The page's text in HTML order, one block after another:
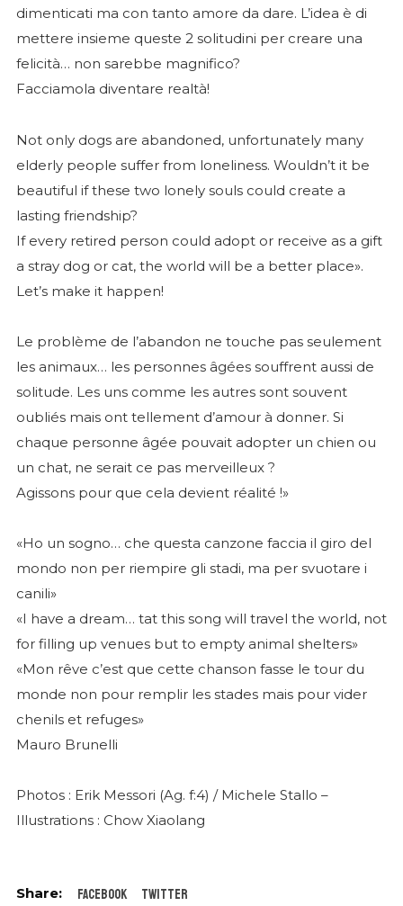
dimenticati ma con tanto amore da dare. L’idea è di
mettere insieme queste 2 solitudini per creare una
felicità… non sarebbe magnifico?
Facciamola diventare realtà!
Not only dogs are abandoned, unfortunately many
elderly people suffer from loneliness. Wouldn’t it be
beautiful if these two lonely souls could create a
lasting friendship?
If every retired person could adopt or receive as a gift
a stray dog or cat, the world will be a better place».
Let’s make it happen!
Le problème de l’abandon ne touche pas seulement
les animaux… les personnes âgées souffrent aussi de
solitude. Les uns comme les autres sont souvent
oubliés mais ont tellement d’amour à donner. Si
chaque personne âgée pouvait adopter un chien ou
un chat, ne serait ce pas merveilleux ?
Agissons pour que cela devient réalité !»
«Ho un sogno… che questa canzone faccia il giro del
mondo non per riempire gli stadi, ma per svuotare i
canili»
«I have a dream… tat this song will travel the world, not
for filling up venues but to empty animal shelters»
«Mon rêve c’est que cette chanson fasse le tour du
monde non pour remplir les stades mais pour vider
chenils et refuges»
Mauro Brunelli
Photos : Erik Messori (Ag. f:4) / Michele Stallo –
Illustrations : Chow Xiaolang
Facebook Twitter